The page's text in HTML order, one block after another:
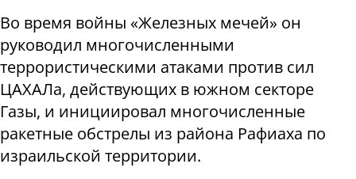
Во время войны «Железных мечей» он
руководил многочисленными
террористическими атаками против сил
ЦАХАЛа, действующих в южном секторе
Газы, и инициировал многочисленные
ракетные обстрелы из района Рафиаха по
израильской территории.